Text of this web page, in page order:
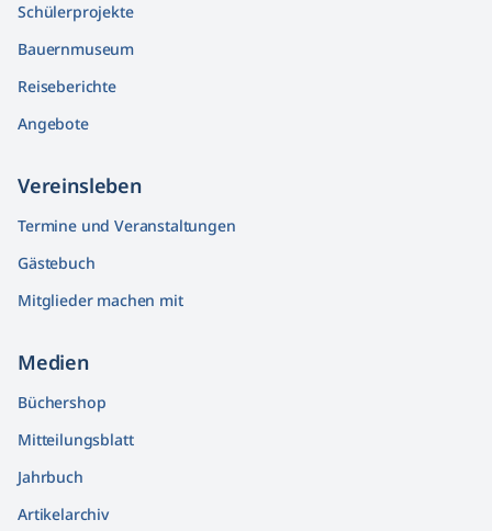
Schülerprojekte
Bauernmuseum
Reiseberichte
Angebote
Vereinsleben
Termine und Veranstaltungen
Gästebuch
Mitglieder machen mit
Medien
Büchershop
Mitteilungsblatt
Jahrbuch
Artikelarchiv